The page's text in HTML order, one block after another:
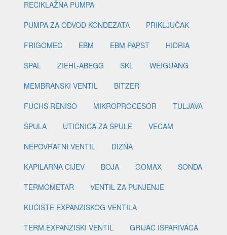
RECIKLAŽNA PUMPA
PUMPA ZA ODVOD KONDEZATA
PRIKLJUČAK
FRIGOMEC
EBM EBM PAPST
HIDRIA
SPAL
ZIEHL-ABEGG SKL
WEIGUANG
MEMBRANSKI VENTIL
BITZER
FUCHS RENISO
MIKROPROCESOR
TULJAVA
ŠPULA
UTIČNICA ZA ŠPULE
VECAM
NEPOVRATNI VENTIL
DIZNA
KAPILARNA CIJEV
BOJA GOMAX
SONDA
TERMOMETAR
VENTIL ZA PUNJENJE
KUĆIŠTE EXPANZISKOG VENTILA
TERM.EXPANZISKI VENTIL
GRIJAČ ISPARIVAČA